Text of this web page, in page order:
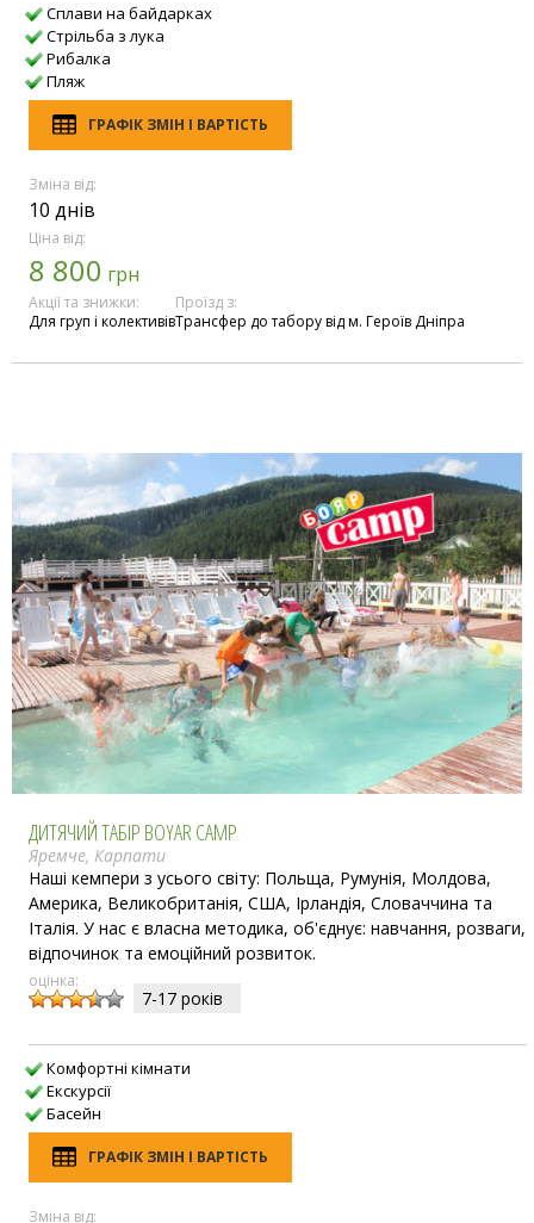
Сплави на байдарках
Стрільба з лука
Рибалка
Пляж
ГРАФІК ЗМІН І ВАРТІСТЬ
Зміна від:
10 днів
Ціна від:
8 800 грн
Акції та знижки:
Для груп і колективів
Проїзд з:
Трансфер до табору від м. Героїв Дніпра
ДИТЯЧИЙ ТАБІР BOYAR CAMP
Яремче, Карпати
Наші кемпери з усього світу: Польща, Румунія, Молдова,
Америка, Великобританія, США, Ірландія, Словаччина та
Італія. У нас є власна методика, об'єднує: навчання, розваги,
відпочинок та емоційний розвиток.
оцінка:
7-17 рокiв
Комфортні кімнати
Екскурсії
Басейн
ГРАФІК ЗМІН І ВАРТІСТЬ
Зміна від: